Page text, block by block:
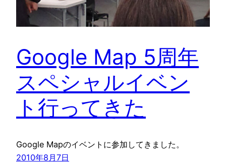
Google Map 5周年
スペシャルイベン
ト行ってきた
Google Mapのイベントに参加してきました。
2010年8月7日